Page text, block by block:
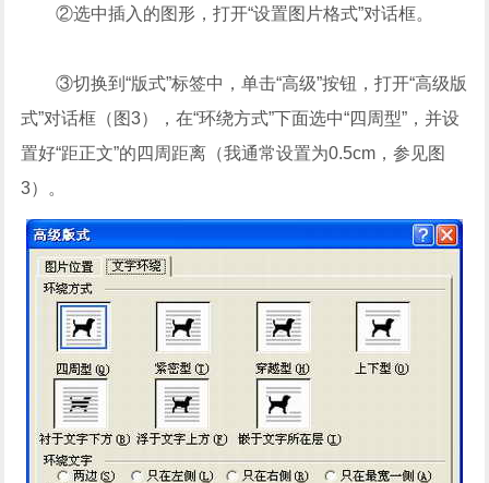
②选中插入的图形，打开“设置图片格式”对话框。
③切换到“版式”标签中，单击“高级”按钮，打开“高级版
式”对话框（图3），在“环绕方式”下面选中“四周型”，并设
置好“距正文”的四周距离（我通常设置为0.5cm，参见图
3）。